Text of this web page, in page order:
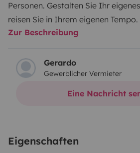
Personen. Gestalten Sie Ihr
reisen Sie in Ihrem eigenen
Slow Life.Fragen Sie uns nach
mit einem 140-Liter-Kühlschrank
Schublade und Gefrierfach. Es
eingebaute Doppelbetten im Heck
allen Annehmlichkeiten suchen. Die
Zur Beschreibung
Gerardo
Gewerblicher Vermieter
Eine Nachricht
Eigenschaften